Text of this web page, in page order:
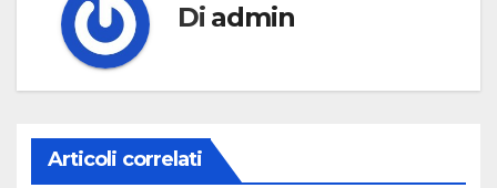
Di admin
Articoli correlati